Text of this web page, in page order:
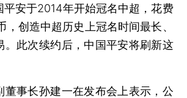
安于2014年开始冠名中超，花费
，创造中超历史上冠名时间最长、
。此次续约后，中国平安将刷新这
事长孙建一在发布会上表示，公